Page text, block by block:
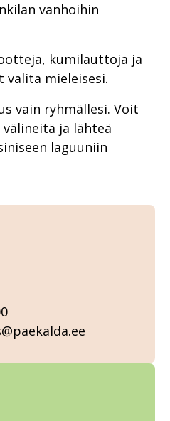
vanhoihin
kumilauttoja ja
valita mieleisesi.
vain ryhmällesi. Voit
ja lähteä
laguuniin